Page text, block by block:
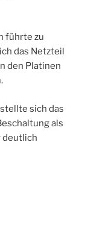
führte zu
das Netzteil
den Platinen
sich das
als
deutlich